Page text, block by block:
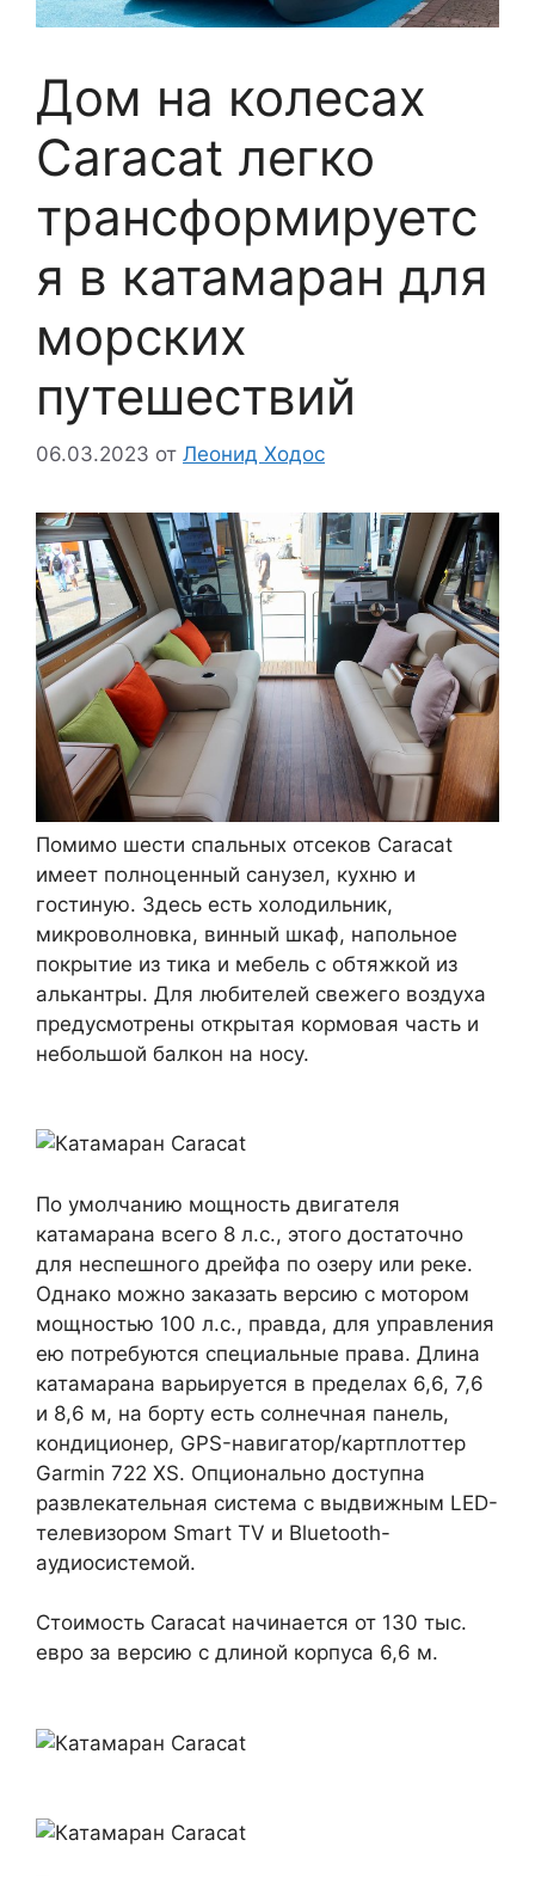
Дом на колесах
Caracat легко
трансформируетс
я в катамаран для
морских
путешествий
06.03.2023 от Леонид Ходос
Помимо шести спальных отсеков Caracat
имеет полноценный санузел, кухню и
гостиную. Здесь есть холодильник,
микроволновка, винный шкаф, напольное
покрытие из тика и мебель с обтяжкой из
алькантры. Для любителей свежего воздуха
предусмотрены открытая кормовая часть и
небольшой балкон на носу.
По умолчанию мощность двигателя
катамарана всего 8 л.с., этого достаточно
для неспешного дрейфа по озеру или реке.
Однако можно заказать версию с мотором
мощностью 100 л.с., правда, для управления
ею потребуются специальные права. Длина
катамарана варьируется в пределах 6,6, 7,6
и 8,6 м, на борту есть солнечная панель,
кондиционер, GPS-навигатор/картплоттер
Garmin 722 XS. Опционально доступна
развлекательная система с выдвижным LED-
телевизором Smart TV и Bluetooth-
аудиосистемой.
Стоимость Caracat начинается от 130 тыс.
евро за версию с длиной корпуса 6,6 м.